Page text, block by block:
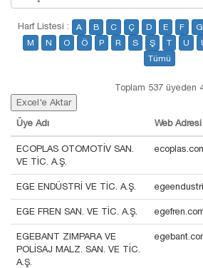
Harf Listesi : A B C Ç D E F G
M
N O Ö P R S Ş T U
Tümü
Toplam 537 üyeden
Excel'e Aktar
Üye Adı
Web Adresi
ECOPLAS OTOMOTİV SAN.
VE TİC. A.Ş.
EGE ENDÜSTRİ VE TİC. A.Ş.
EGE FREN SAN. VE TİC. A.Ş.
EGEBANT ZIMPARA VE
POLİSAJ MALZ. SAN. VE TİC.
A.Ş.